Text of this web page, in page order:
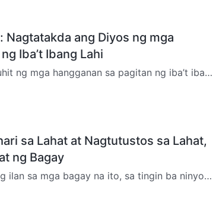
Nagtatakda ang Diyos ng mga
Iba’t Ibang Lahi
ng mga hangganan sa pagitan ng iba’t ibang
sa Lahat at Nagtutustos sa Lahat,
ng Bagay
ilan sa mga bagay na ito, sa tingin ba ninyo